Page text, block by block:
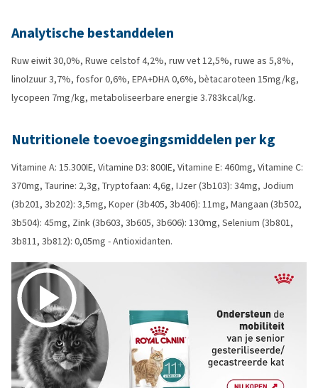
Analytische bestanddelen
Ruw eiwit 30,0%, Ruwe celstof 4,2%, ruw vet 12,5%, ruwe as 5,8%,
linolzuur 3,7%, fosfor 0,6%, EPA+DHA 0,6%, bètacaroteen 15mg/kg,
lycopeen 7mg/kg, metaboliseerbare energie 3.783kcal/kg.
Nutritionele toevoegingsmiddelen per kg
Vitamine A: 15.300IE, Vitamine D3: 800IE, Vitamine E: 460mg, Vitamine C:
370mg, Taurine: 2,3g, Tryptofaan: 4,6g, IJzer (3b103): 34mg, Jodium
(3b201, 3b202): 3,5mg, Koper (3b405, 3b406): 11mg, Mangaan (3b502,
3b504): 45mg, Zink (3b603, 3b605, 3b606): 130mg, Selenium (3b801,
3b811, 3b812): 0,05mg - Antioxidanten.